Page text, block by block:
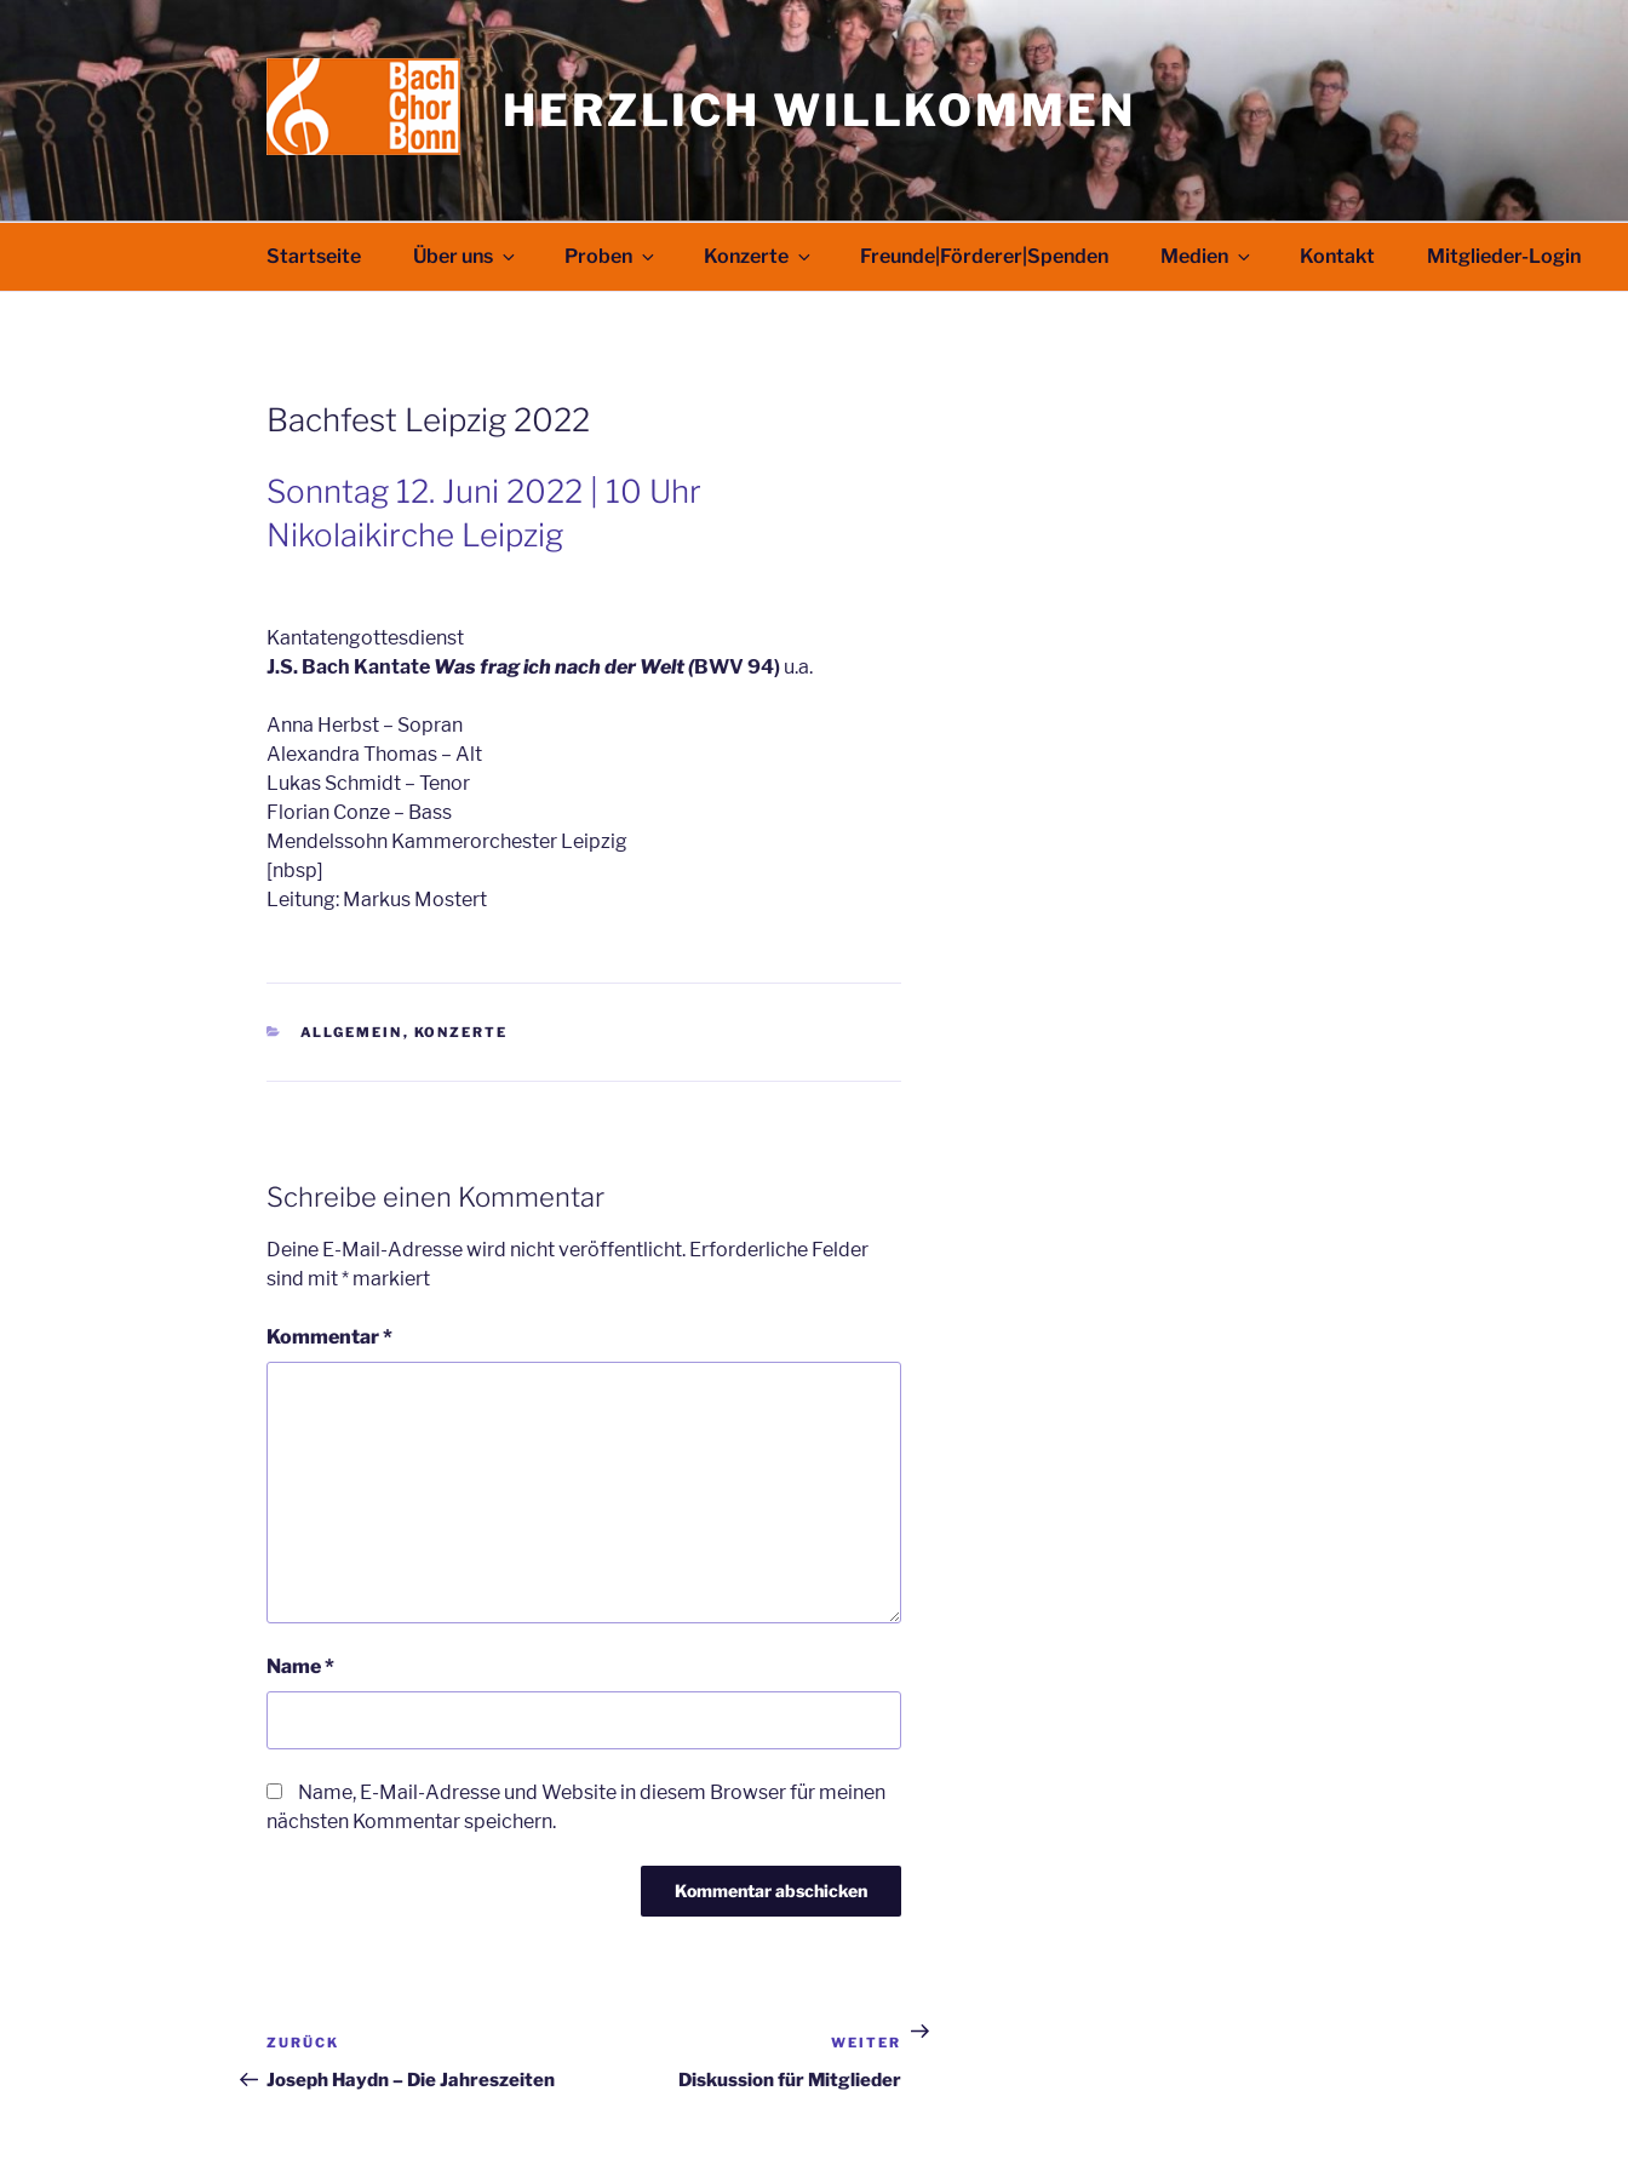
springen
HERZLICH WILLKOMMEN
Startseite Über uns Proben Konzerte Freunde|Förderer|Spenden Medien Kontakt Mitglieder-Login
Bachfest Leipzig 2022
Sonntag 12. Juni 2022 | 10 Uhr
Nikolaikirche Leipzig
Kantatengottesdienst
J.S. Bach Kantate Was frag ich nach der Welt (BWV 94) u.a.
Anna Herbst – Sopran
Alexandra Thomas – Alt
Lukas Schmidt – Tenor
Florian Conze – Bass
Mendelssohn Kammerorchester Leipzig
[nbsp]
Leitung: Markus Mostert
KATEGORIEN
ALLGEMEIN , KONZERTE
Schreibe einen Kommentar
Deine E-Mail-Adresse wird nicht veröffentlicht. Erforderliche Felder
sind mit* markiert
Kommentar*
Name*
Name, E-Mail-Adresse und Website in diesem Browser für meinen
nächsten Kommentar speichern.
Beitragsnavigation
Vorheriger
Beitrag
ZURÜCK
Joseph Haydn – Die Jahreszeiten
WEITER
Diskussion für Mitglieder